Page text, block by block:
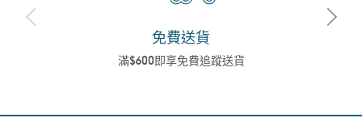
免費送貨
滿$600即享免費追蹤送貨